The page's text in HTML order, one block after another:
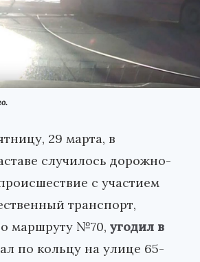
29 марта, в
случилось дорожно-
с участием
транспорт,
маршруту №70, угодил в
по кольцу на улице 65-